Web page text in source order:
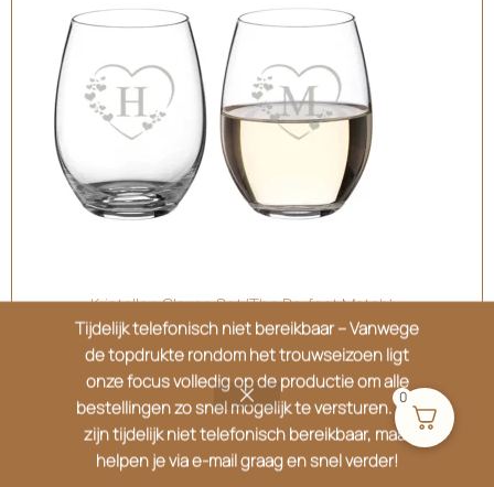
Tijdelijk telefonisch niet bereikbaar – Vanwege
de topdrukte rondom het trouwseizoen ligt
onze focus volledig op de productie om alle
bestellingen zo snel mogelijk te versturen. We
zijn tijdelijk niet telefonisch bereikbaar, maar
helpen je via e-mail graag en snel verder!
Kristallen Glazen Set ‘The Perfect Match’ –
Gepersonaliseerd
€39.95
0